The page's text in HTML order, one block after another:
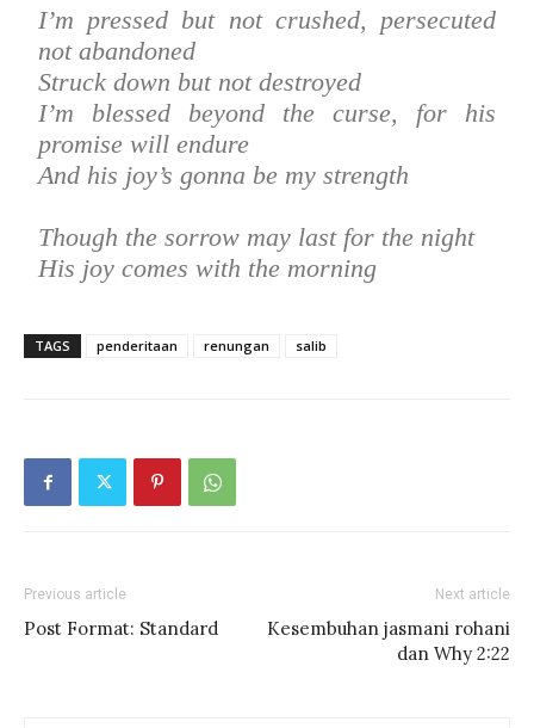
I’m pressed but not crushed, persecuted
not abandoned
Struck down but not destroyed
I’m blessed beyond the curse, for his
promise will endure
And his joy’s gonna be my strength
Though the sorrow may last for the night
His joy comes with the morning
TAGS penderitaan renungan salib
Previous article
Post Format: Standard
Next article
Kesembuhan jasmani rohani
dan Why 2:22